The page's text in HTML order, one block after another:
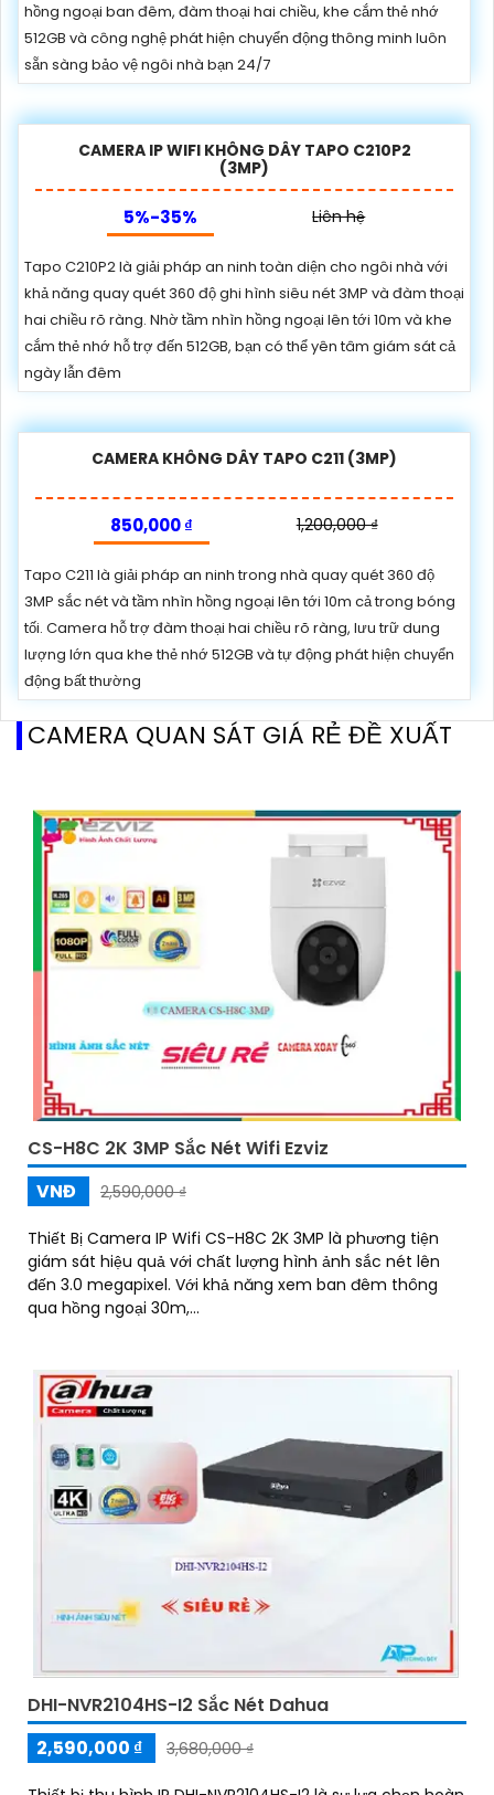
hồng ngoại ban đêm, đàm thoại hai chiều, khe cắm thẻ nhớ
512GB và công nghệ phát hiện chuyển động thông minh luôn
sẵn sàng bảo vệ ngôi nhà bạn 24/7
CAMERA IP WIFI KHÔNG DÂY TAPO C210P2
(3MP)
5%-35% Liên hệ
Tapo C210P2 là giải pháp an ninh toàn diện cho ngôi nhà với
khả năng quay quét 360 độ ghi hình siêu nét 3MP và đàm thoại
hai chiều rõ ràng. Nhờ tầm nhìn hồng ngoại lên tới 10m và khe
cắm thẻ nhớ hỗ trợ đến 512GB, bạn có thể yên tâm giám sát cả
ngày lẫn đêm
CAMERA KHÔNG DÂY TAPO C211 (3MP)
850,000 ₫ 1,200,000 ₫
Tapo C211 là giải pháp an ninh trong nhà quay quét 360 độ
3MP sắc nét và tầm nhìn hồng ngoại lên tới 10m cả trong bóng
tối. Camera hỗ trợ đàm thoại hai chiều rõ ràng, lưu trữ dung
lượng lớn qua khe thẻ nhớ 512GB và tự động phát hiện chuyển
động bất thường
CAMERA QUAN SÁT GIÁ RẺ ĐỀ XUẤT
CS-H8C 2K 3MP Sắc Nét Wifi Ezviz
VNĐ
2,590,000 ₫
Thiết Bị Camera IP Wifi CS-H8C 2K 3MP là phương tiện
giám sát hiệu quả với chất lượng hình ảnh sắc nét lên
đến 3.0 megapixel. Với khả năng xem ban đêm thông
qua hồng ngoại 30m,...
DHI-NVR2104HS-I2 Sắc Nét Dahua
2,590,000 ₫
3,680,000 ₫